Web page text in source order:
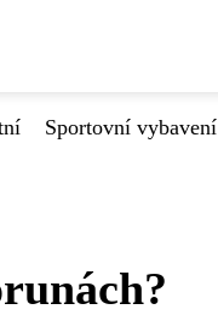
Sportovní vybavení